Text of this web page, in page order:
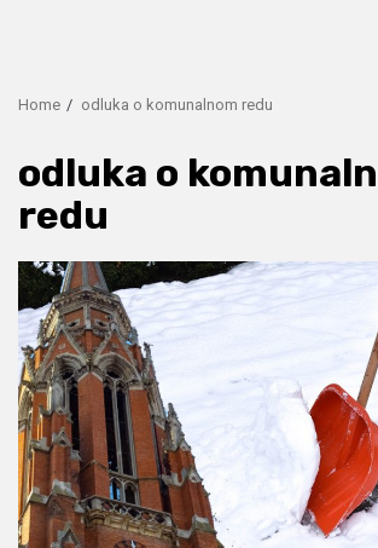
Home odluka o komunalnom redu
odluka o
redu